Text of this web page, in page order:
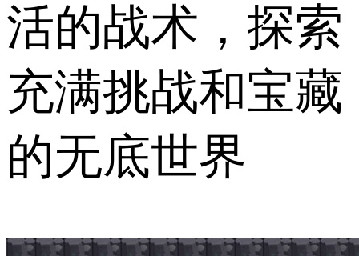
活的战术，探索
充满挑战和宝藏
的无底世界